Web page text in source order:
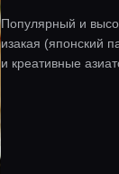
Популярный и
изакая (японский
и креативные